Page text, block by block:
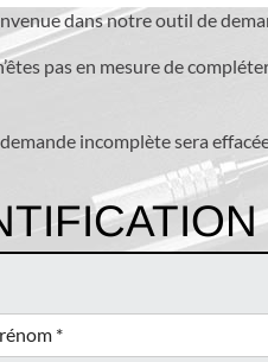
dans notre outil de
pas en mesure de
incomplète sera
*